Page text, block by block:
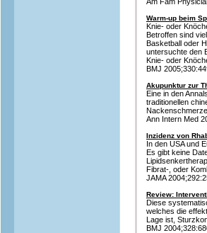
Warm-up beim
Knie- oder
Betroffen sind
Basketball oder
untersuchte den
Knie- oder
BMJ
Akupunktur zur
Eine in den
traditionellen
Ann Intern Med
Inzidenz von
In den USA und
Es gibt keine
Fibrat-, oder
JAMA
Review:
Diese
welches die
Lage ist,
BMJ